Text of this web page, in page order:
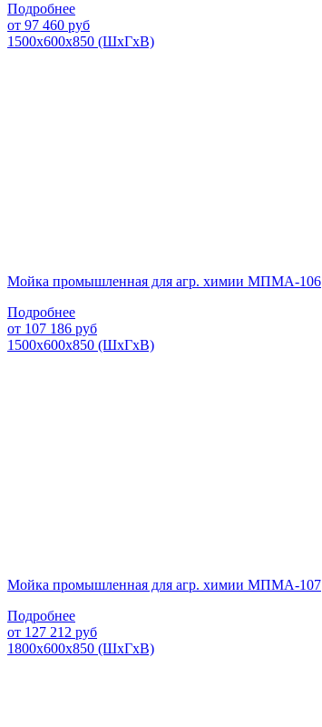
Подробнее
от 97 460 руб
1500х600х850 (ШхГхВ)
Мойка промышленная для агр. химии МПМА-106
Подробнее
от 107 186 руб
1500х600х850 (ШхГхВ)
Мойка промышленная для агр. химии МПМА-107
Подробнее
от 127 212 руб
1800х600х850 (ШхГхВ)